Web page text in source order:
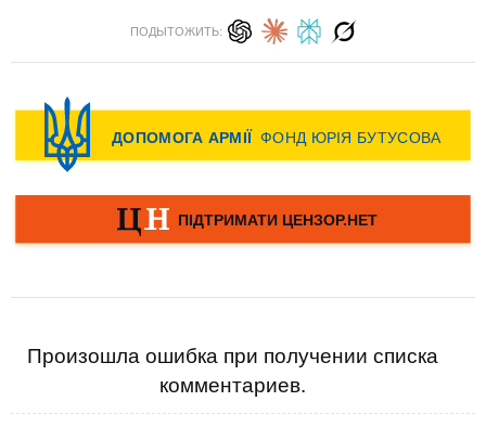
ПОДЫТОЖИТЬ:
Произошла ошибка при получении списка
комментариев.